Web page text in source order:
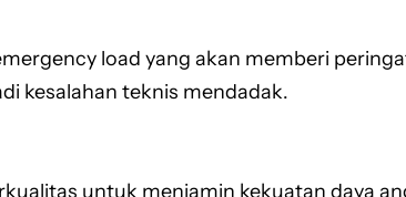
load yang akan memberi
kesalahan teknis mendadak.
untuk menjamin kekuatan daya